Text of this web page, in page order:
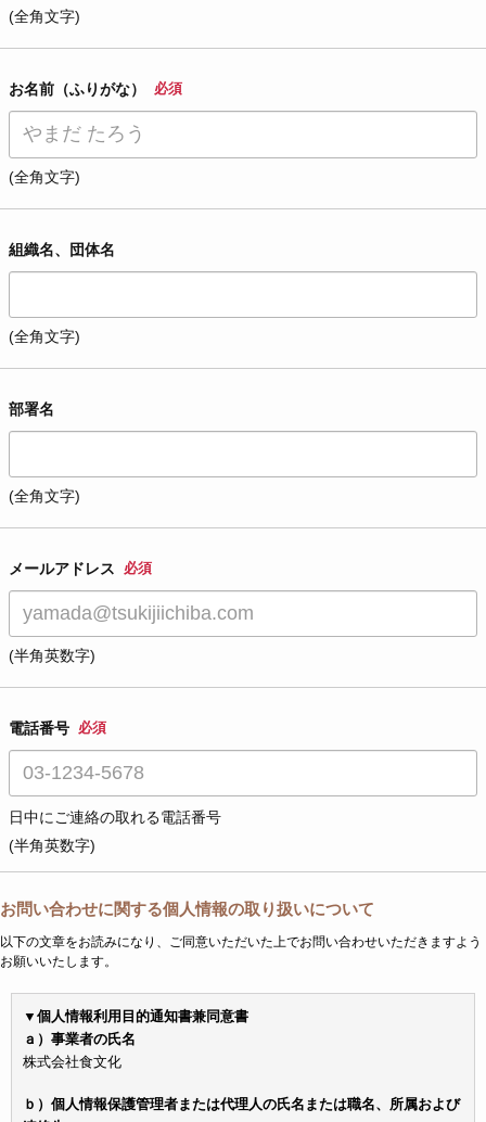
(全角文字)
お名前（ふりがな） 必須
(全角文字)
組織名、団体名
(全角文字)
部署名
(全角文字)
メールアドレス 必須
(半角英数字)
電話番号 必須
日中にご連絡の取れる電話番号
(半角英数字)
お問い合わせに関する個人情報の取り扱いについて
以下の文章をお読みになり、ご同意いただいた上でお問い合わせいただきますよう
お願いいたします。
▼個人情報利用目的通知書兼同意書
ａ）事業者の氏名
株式会社食文化
ｂ）個人情報保護管理者または代理人の氏名または職名、所属および